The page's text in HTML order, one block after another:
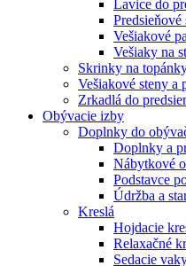
Lavice do
Predsieňové
Vešiakové
Vešiaky na
Skrinky na
Vešiakové steny a
Zrkadlá do
Obývacie izby
Doplnky do
Doplnky a
Nábytkové
Podstavce
Údržba a
Kreslá
Hojdacie
Relaxačné
Sedacie